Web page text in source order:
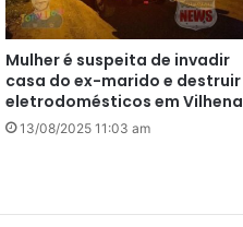
Mulher é suspeita de invadir
casa do ex-marido e destruir
eletrodomésticos em Vilhena
13/08/2025 11:03 am